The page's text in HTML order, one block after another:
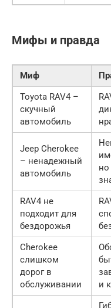
Мифы и правда
Миф
Toyota RAV4 –
скучный
автомобиль
Jeep Cherokee
– ненадежный
автомобиль
RAV4 не
подходит для
бездорожья
Cherokee
слишком
дорог в
обслуживании
и